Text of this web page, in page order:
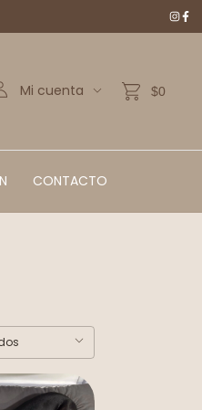
Mi cuenta $0
CONTACTO